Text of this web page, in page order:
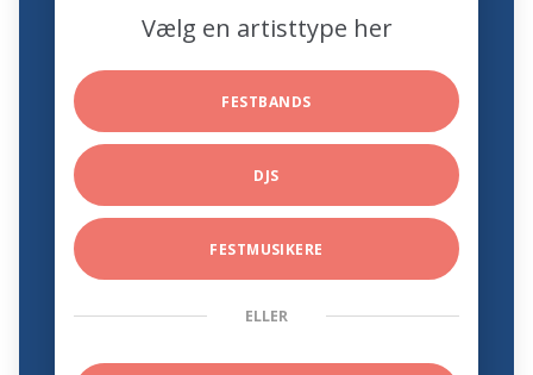
Vælg en artisttype her
FESTBANDS
DJS
FESTMUSIKERE
ELLER